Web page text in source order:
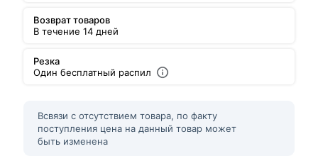
Возврат товаров
В течение 14 дней
Резка
Один бесплатный распил
Всвязи с отсутствием товара, по факту
поступления цена на данный товар может
быть изменена